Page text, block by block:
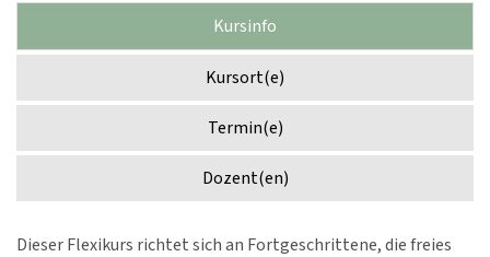
Kursinfo
Kursort(e)
Termin(e)
Dozent(en)
Dieser Flexikurs richtet sich an Fortgeschrittene, die freies